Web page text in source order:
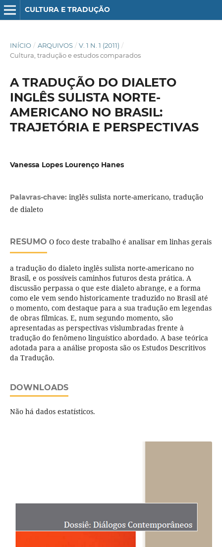
CULTURA E TRADUÇÃO
INÍCIO / ARQUIVOS / V. 1 N. 1 (2011) /
Cultura, tradução e estudos comparados
A TRADUÇÃO DO DIALETO
INGLÊS SULISTA NORTE-
AMERICANO NO BRASIL:
TRAJETÓRIA E PERSPECTIVAS
Vanessa Lopes Lourenço Hanes
Palavras-chave: inglês sulista norte-americano, tradução
de dialeto
RESUMO O foco deste trabalho é analisar em linhas gerais
a tradução do dialeto inglês sulista norte-americano no
Brasil, e os possíveis caminhos futuros desta prática. A
discussão perpassa o que este dialeto abrange, e a forma
como ele vem sendo historicamente traduzido no Brasil até
o momento, com destaque para a sua tradução em legendas
de obras fílmicas. E, num segundo momento, são
apresentadas as perspectivas vislumbradas frente à
tradução do fenômeno linguístico abordado. A base teórica
adotada para a análise proposta são os Estudos Descritivos
da Tradução.
DOWNLOADS
Não há dados estatísticos.